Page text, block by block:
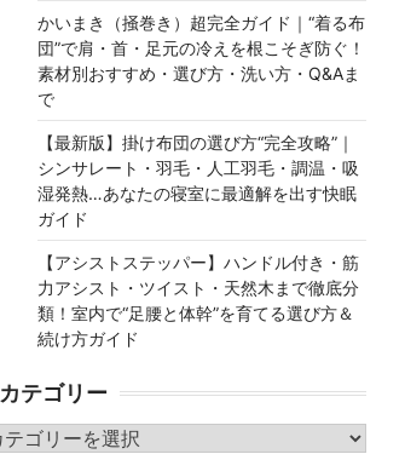
かいまき（掻巻き）超完全ガイド｜“着る布
団”で肩・首・足元の冷えを根こそぎ防ぐ！
素材別おすすめ・選び方・洗い方・Q&Aま
で
【最新版】掛け布団の選び方“完全攻略”｜
シンサレート・羽毛・人工羽毛・調温・吸
湿発熱…あなたの寝室に最適解を出す快眠
ガイド
【アシストステッパー】ハンドル付き・筋
力アシスト・ツイスト・天然木まで徹底分
類！室内で“足腰と体幹”を育てる選び方＆
続け方ガイド
カテゴリー